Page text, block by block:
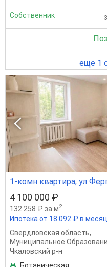
Собственник
ещё 1
1-комн квартира, ул
4 100 000 ₽
132 258 ₽ за м2
Ипотека от 18 092 ₽ в месяц
Свердловская область,
Муниципальное
Чкаловский р-н